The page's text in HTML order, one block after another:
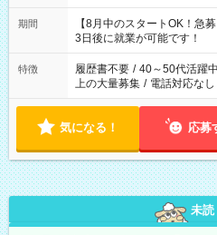
と休みを合わせたい」 「余
「できれば残業はしたくな
ね。 ※Wワーク希望の方へ 今ご覧のお仕事で希望する勤務時間
と、もう1つのお仕事の勤務
合は応募できません。
期間
【8月中のスタートOK！急
3日後に就業が可能です！
特徴 履歴書不要 / 40～50代活躍中
上の大量募集 / 電話対応なし
気になる！ 応募
未読